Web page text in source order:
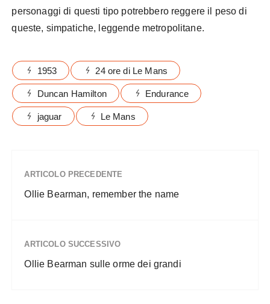
personaggi di questi tipo potrebbero reggere il peso di
queste, simpatiche, leggende metropolitane.
1953 24 ore di Le Mans
Duncan Hamilton Endurance
jaguar Le Mans
ARTICOLO PRECEDENTE
Ollie Bearman, remember the name
ARTICOLO SUCCESSIVO
Ollie Bearman sulle orme dei grandi